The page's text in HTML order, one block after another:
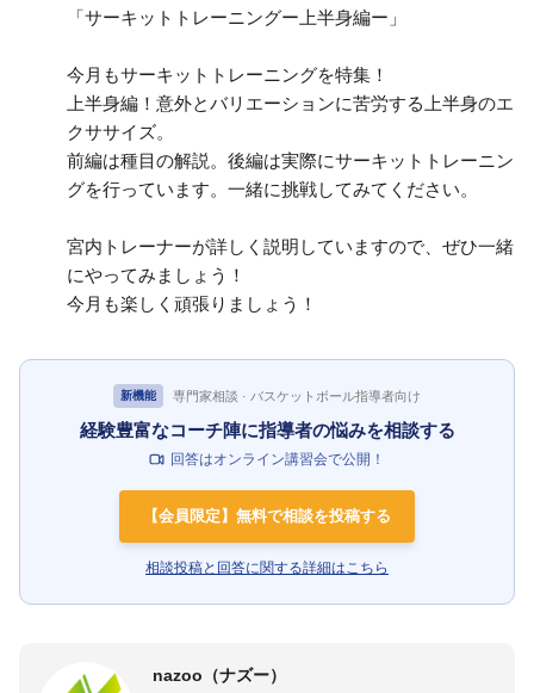
「サーキットトレーニングー上半身編ー」
今月もサーキットトレーニングを特集！
上半身編！意外とバリエーションに苦労する上半身のエ
クササイズ。
前編は種目の解説。後編は実際にサーキットトレーニン
グを行っています。一緒に挑戦してみてください。
宮内トレーナーが詳しく説明していますので、ぜひ一緒
にやってみましょう！
今月も楽しく頑張りましょう！
新機能 専門家相談 · バスケットボール指導者向け
経験豊富なコーチ陣に指導者の悩みを相談する
回答はオンライン講習会で公開！
【会員限定】無料で相談を投稿する
相談投稿と回答に関する詳細はこちら
nazoo（ナズー）